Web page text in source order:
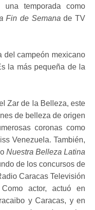
una temporada como
Fin de Semana de TV
del campeón mexicano
la más pequeña de la
Zar de la Belleza, este
de belleza de origen
coronas como
Venezuela. También,
Nuestra Belleza Latina
de los concursos de
Caracas Televisión
actor, actuó en
y Caracas, y en